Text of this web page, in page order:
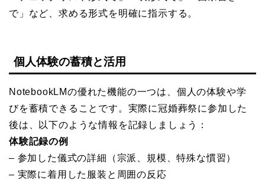
で」など、求める形式を明確に指示する。
個人体験の蓄積と活用
NotebookLMの優れた機能の一つは、個人の体験や学
びを蓄積できることです。実際に冠婚葬祭に参加した
後は、以下のような情報を記録しましょう：
体験記録の例
– 参加した儀式の詳細（宗派、規模、特殊な慣習）
– 実際に着用した服装と周囲の反応